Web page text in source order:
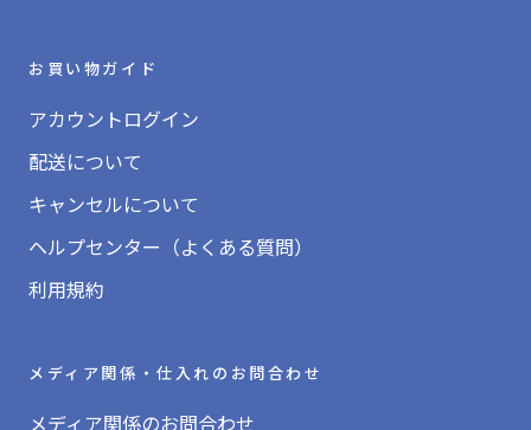
お買い物ガイド
アカウントログイン
配送について
キャンセルについて
ヘルプセンター（よくある質問）
利用規約
メディア関係・仕入れのお問合わせ
メディア関係のお問合わせ